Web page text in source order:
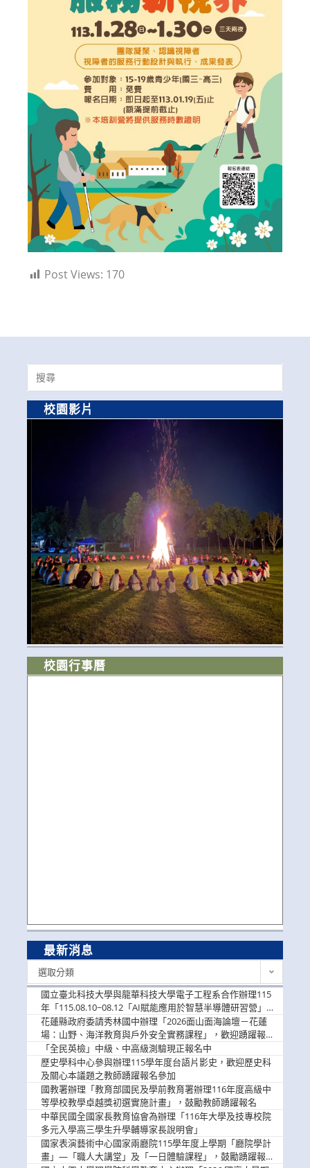
Post Views: 170
Search
for:
校園影片
校園行事曆
最新消息
選取分類
國立臺北科技大學與龍華科技大學電子工程系合作辦理115
年「115.08.10~08.12「AI賦能應用於智慧半導體研習營」，
歡迎學生踴躍報名參加
花蓮縣政府委請秀林國中辦理「2026面山面海論壇－花蓮
場：山野、海洋教育與戶外安全實務課程」，歡迎踴躍報名
參加
「全民英檢」中級、中高級測驗現正報名中
歷史學科中心參與辦理115學年度台語片影史，歡迎歷史科
及關心本議題之教師踴躍報名參加
國教署辦理「教育部國民及學前教育署辦理116年度高級中
等學校教學卓越獎初選實施計畫」，鼓勵教師踴躍報名
中華民國全國家長教育協會為辦理「116年大學及技專校院
多元入學高三學生升學輔導家長說明會」
國家表演藝術中心國家兩廳院115學年度上學期「廳院學計
畫」—「職人大講堂」及「一日體驗課程」，鼓勵踴躍報名